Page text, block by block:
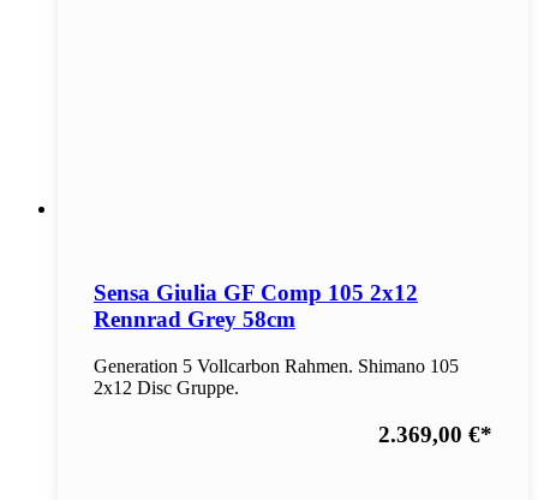
Sensa Giulia GF Comp 105 2x12
Rennrad Grey 58cm
Generation 5 Vollcarbon Rahmen. Shimano 105
2x12 Disc Gruppe.
2.369,00 €*